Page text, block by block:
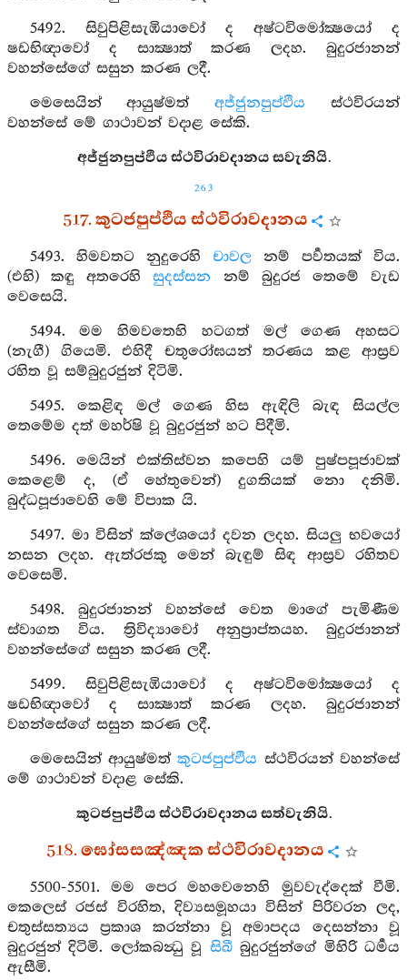
5492. සිවුපිළිසැඹියාවෝ ද අෂ්ටවිමෝක්‍ෂයෝ ද
ෂඩභිඥාවෝ ද සාක්‍ෂාත් කරණ ලදහ. බුදුරජානන්
වහන්සේගේ සසුන කරණ ලදී.
මෙසෙයින් ආයුෂ්මත්අජ්ජුනපුප්ඵිය ස්ථවිරයන්
වහන්සේ මේ ගාථාවන් වදාළ සේකි.
අජ්ජුනපුප්ඵිය ස්ථවිරාවදානය සවැනියි.
263
517. කුටජපුප්ඵිය ස්ථවිරාවදානය
5493. හිමවතට නුදුරෙහි චාවලනම් පර්‍වතයක් විය.
(එහි) කඳු අතරෙහිසුදස්සන නම් බුදුරජ තෙමේ වැඩ
වෙසෙයි.
5494. මම හිමවතෙහි හටගත් මල් ගෙණ අහසට
(නැගී) ගියෙමි. එහිදී චතුරෝඝයන් තරණය කළ ආස්‍රව
රහිත වූ සම්බුදුරජුන් දිටිමි.
5495. කෙළිඳ මල් ගෙණ හිස ඇඳිලි බැඳ සියල්ල
තෙමේම දත් මහර්ෂි වූ බුදුරජුන් හට පිදීමි.
5496. මෙයින් එක්තිස්වන කපෙහි යම් පුෂ්පපූජාවක්
කෙළෙම් ද, (ඒ හේතුවෙන්) දුගතියක් නො දනිමි.
බුද්ධපූජාවෙහි මේ විපාක යි.
5497. මා විසින් ක්ලේශයෝ දවන ලදහ. සියලු භවයෝ
නසන ලදහ. ඇත්රජකු මෙන් බැඳුම් සිඳ ආස්‍රව රහිතව
වෙසෙමි.
5498. බුදුරජානන් වහන්සේ වෙත මාගේ පැමිණීම
ස්වාගත විය. ත්‍රිවිද්‍යාවෝ අනුප්‍රාප්තයහ. බුදුරජානන්
වහන්සේගේ සසුන කරණ ලදී.
5499. සිවුපිළිසැඹියාවෝ ද අෂ්ටවිමෝක්‍ෂයෝ ද
ෂඩභිඥාවෝ ද සාක්‍ෂාත් කරණ ලදහ. බුදුරජානන්
වහන්සේගේ සසුන කරණ ලදී.
මෙසෙයින් ආයුෂ්මත්කුටජපුප්ඵිය ස්ථවිරයන් වහන්සේ
මේ ගාථාවන් වදාළ සේකි.
කුටජපුප්ඵිය ස්ථවිරාවදානය සත්වැනියි.
518. ඝෝසසඤ්ඤක ස්ථවිරාවදානය
5500-5501. මම පෙර මහවෙනෙහි මුවවැද්දෙක් වීමි.
කෙලෙස් රජස් විරහිත, දිව්‍යසමූහයා විසින් පිරිවරන ලද,
චතුස්සත්‍යය ප්‍රකාශ කරන්නා වූ අමාපදය දෙසන්නා වූ
බුදුරජුන් දිටිමි. ලෝකබන්‍ධු වූ සිඛීබුදුරජුන්ගේ මිහිරි ධර්‍මය
ඇසීමි.